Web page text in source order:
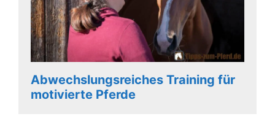
Abwechslungsreiches Training für
motivierte Pferde